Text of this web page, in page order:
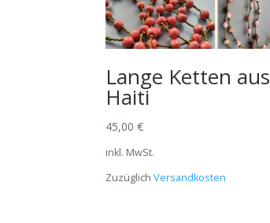
Lange Ketten aus
Haiti
45,00€
inkl. MwSt.
ZuzüglichVersandkosten